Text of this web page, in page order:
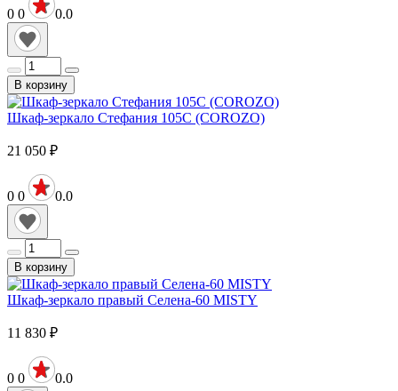
0 0 0.0
В корзину
Шкаф-зеркало Стефания 105С (COROZO)
21 050 ₽
0 0 0.0
В корзину
Шкаф-зеркало правый Селена-60 MISTY
11 830 ₽
0 0 0.0